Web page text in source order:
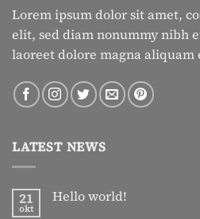
Lorem ipsum dolor sit amet,
elit, sed diam nonummy nibh
laoreet dolore magna
LATEST NEWS
21
okt
Hello world!